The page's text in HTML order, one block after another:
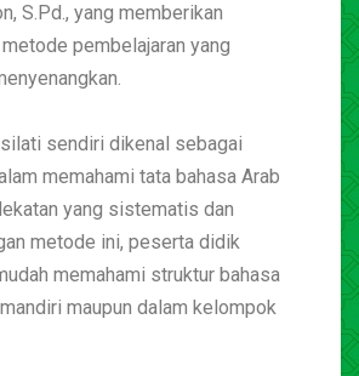
S.Pd., yang memberikan
pembelajaran yang
sendiri dikenal sebagai
memahami tata bahasa Arab
yang sistematis dan
metode ini, peserta didik
memahami struktur bahasa
maupun dalam kelompok